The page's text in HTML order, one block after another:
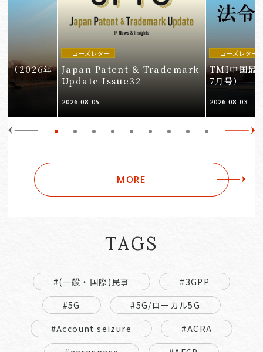
-（2026年
ニューズレター
Japan Patent & Trademark
Update Issue32
2026.08.05
ニューズレター
TMI中国最
7月号）-
2026.08.03
MORE
TAGS
#(一般・国際)民事
#3GPP
#5G
#5G/ローカル5G
#Account seizure
#ACRA